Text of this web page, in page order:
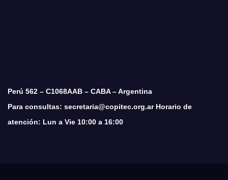
Perú 562 – C1068AAB – CABA – Argentina
Para consultas: secretaria@copitec.org.ar Horario de
atención: Lun a Vie 10:00 a 16:00